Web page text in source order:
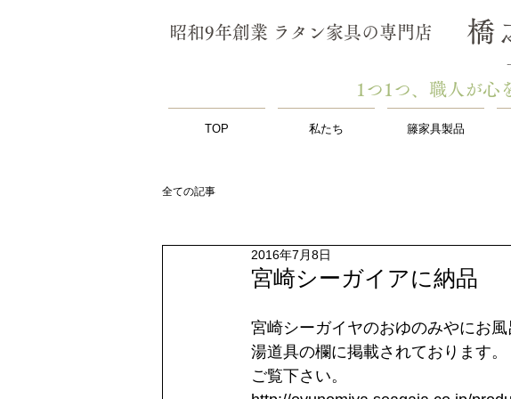
橋
昭和9年創業 ラタン家具の専門店
​1つ1つ、職人が心
TOP 私たち 籐家具製品
全ての記事
宮崎シーガイアに納品
2016年7月8日
宮崎シーガイヤのおゆのみやにお風
湯道具の欄に掲載されております。
ご覧下さい。